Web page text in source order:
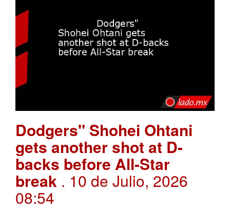
Dodgers" Shohei Ohtani
gets another shot at D-
backs before All-Star
break . 10 de Julio, 2026
08:54